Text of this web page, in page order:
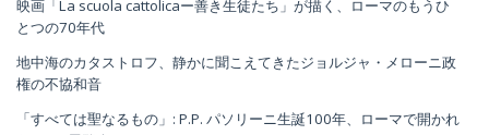
映画「La scuola cattolicaー善き生徒たち」が描く、ローマのもうひ
とつの70年代
地中海のカタストロフ、静かに聞こえてきたジョルジャ・メローニ政
権の不協和音
「すべては聖なるもの」: P.P. パソリーニ生誕100年、ローマで開かれ